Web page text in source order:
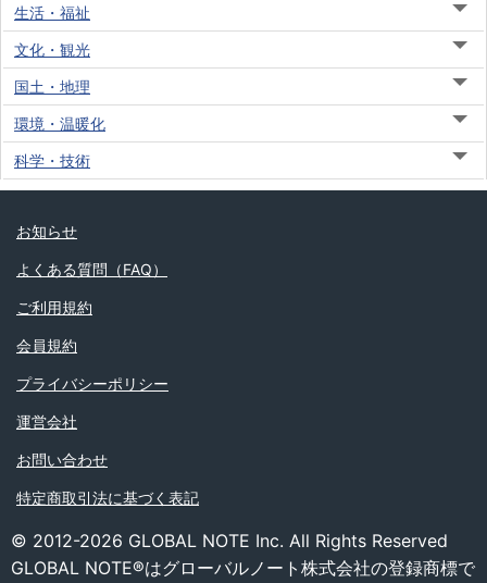
生活・福祉
文化・観光
国土・地理
環境・温暖化
科学・技術
お知らせ
よくある質問（FAQ）
ご利用規約
会員規約
プライバシーポリシー
運営会社
お問い合わせ
特定商取引法に基づく表記
© 2012-2026 GLOBAL NOTE Inc. All Rights Reserved
GLOBAL NOTE®はグローバルノート株式会社の登録商標で